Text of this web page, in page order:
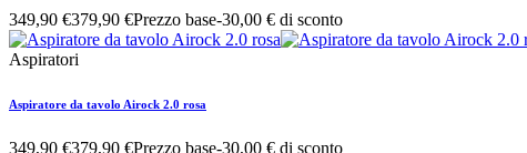
349,90 €379,90 €Prezzo base-30,00 € di sconto
Aspiratori
Aspiratore da tavolo Airock 2.0 rosa
349,90 €379,90 €Prezzo base-30,00 € di sconto